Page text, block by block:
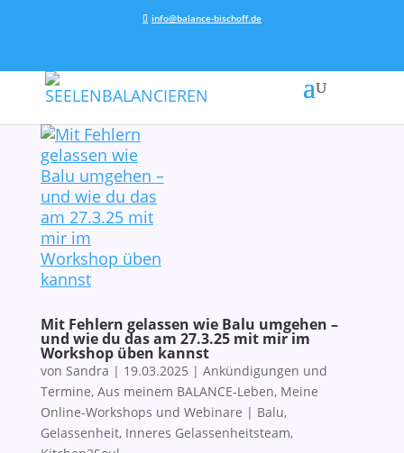
info@balance-bischoff.de
Mit Fehlern gelassen wie Balu umgehen –
und wie du das am 27.3.25 mit mir im
Workshop üben kannst
von Sandra | 19.03.2025 | Ankündigungen und
Termine, Aus meinem BALANCE-Leben, Meine
Online-Workshops und Webinare | Balu,
Gelassenheit, Inneres Gelassenheitsteam,